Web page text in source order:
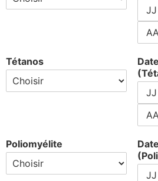
Tétanos
Poliomyélite